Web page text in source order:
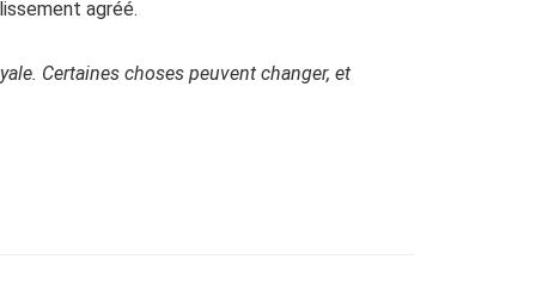
agréé.
Certaines choses peuvent changer, et